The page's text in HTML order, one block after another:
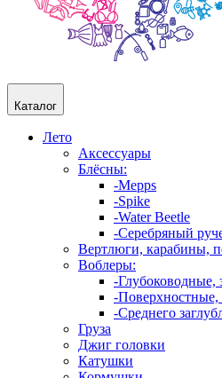
Каталог
Лето
Аксессуары
Блёсны:
-Mepps
-Spike
-Water Beetle
-Серебряный
Вертлюги, карабины,
Воблеры:
-Глубоководные,
-Поверхностные,
-Среднего
Груза
Джиг головки
Катушки